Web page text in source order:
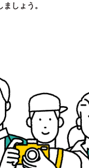
しょう。